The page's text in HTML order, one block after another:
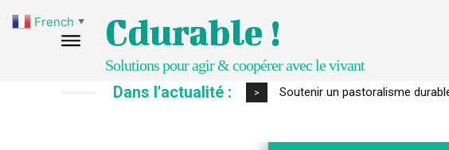
Cdurable !
Solutions pour agir & coopérer avec le vivant
Dans l'actualité : > S’inspirer de l’arbre pour un
French ▼